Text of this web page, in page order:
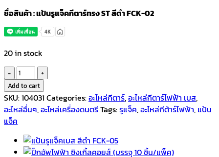
ชื่อสินค้า : แป้นรูแจ็คกีตาร์ทรง ST สีดำ FCK-02
20 in stock
แป้น
รู
แจ็ค
กีตาร์
ทรง
สีดำ
FCK-
Add to cart
SKU:104031 Categories:อะไหล่กีตาร์,อะไหล่กีตาร์ไฟฟ้า เบส,
อะไหล่อื่นๆ,อะไหล่เครื่องดนตรีTags:รูแจ็ค,อะไหล่กีต้าร์ไฟฟ้า, แป้น
แจ็ค